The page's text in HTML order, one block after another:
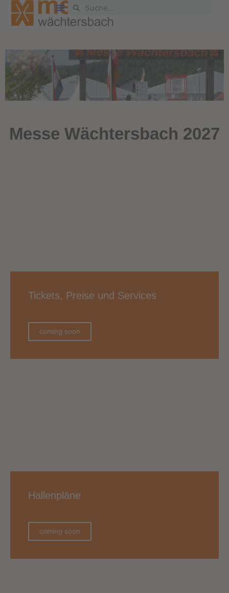
Messe Wächtersbach 2027
Tickets, Preise und Services
coming soon
Hallenpläne
coming soon